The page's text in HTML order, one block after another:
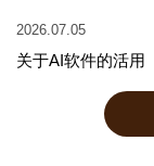
2026.07.05
关于AI软件的活用